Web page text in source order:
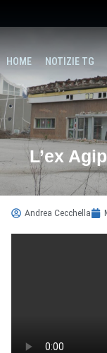
HOME NOTIZIE TG
L’ex
Andrea Cecchella